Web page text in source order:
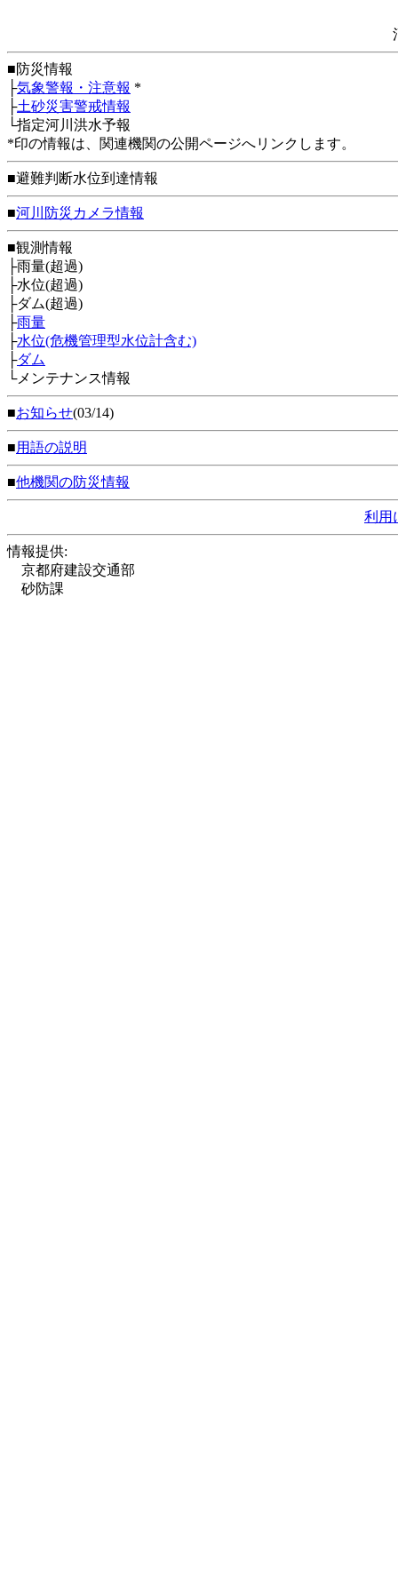
■防災情報
├気象警報・注意報 *
├土砂災害警戒情報
└指定河川洪水予報
*印の情報は、関連機関の公開ページへリンクします。
■避難判断水位到達情報
■河川防災カメラ情報
■観測情報
├雨量(超過)
├水位(超過)
├ダム(超過)
├雨量
├水位(危機管理型水位計含む)
├ダム
└メンテナンス情報
■お知らせ(03/14)
■用語の説明
■他機関の防災情報
利用
情報提供:
京都府建設交通部
砂防課